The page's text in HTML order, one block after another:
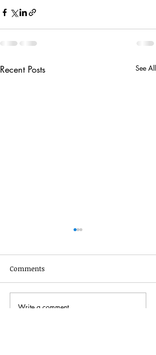
Recent Posts See All
創品米作：【快樂教育】
Comments
Write a comment...